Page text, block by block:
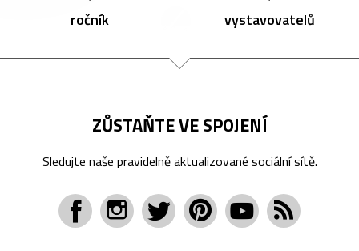
ročník vystavovatelů
ZŮSTAŇTE VE SPOJENÍ
Sledujte naše pravidelně aktualizované sociální sítě.